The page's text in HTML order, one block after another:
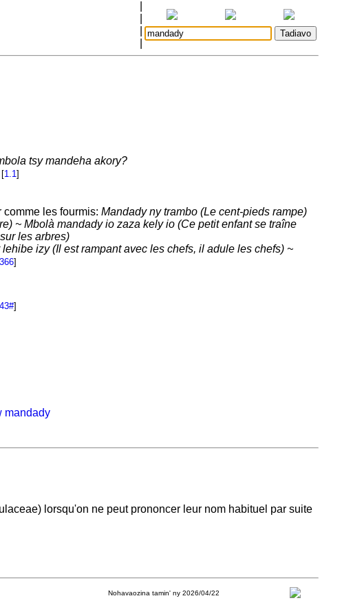
tsy mandeha akory?
[1.1]
les fourmis: Mandady ny trambo (Le cent-pieds rampe)
~ Mbolà mandady io zaza kely io (Ce petit enfant se traîne
les arbres)
lehibe izy (Il est rampant avec les chefs, il adule les chefs) ~
]
]
mandady
lorsqu'on ne peut prononcer leur nom habituel par suite
Nohavaozina tamin' ny 2026/04/22